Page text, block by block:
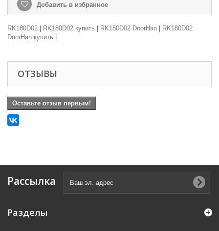
Добавить в избранное
RK180D02 RK180D02 купить RK180D02 DoorHan
RK180D02
DoorHan купить
ОТЗЫВЫ
Оставьте отзыв первым!
Рассылка
Разделы